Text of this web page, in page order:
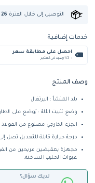
التوصيل إلى خلال الفترة
خدمات إضافية
احصل على مطابقة سعر
+ %5 رصيد في المتجر
وصف المنتج
بلد المنشأ : البرتغال
وضع تثبيت الآلة : يُوضع على
الجزء الخارجي مصنوع من الفولاذ
درجة حرارة قابلة للتعديل تصل إلى +90 درجة
مجهزة بمقبضين مريحين من
عبوات الحليب الساخنة.
لديك سؤال؟